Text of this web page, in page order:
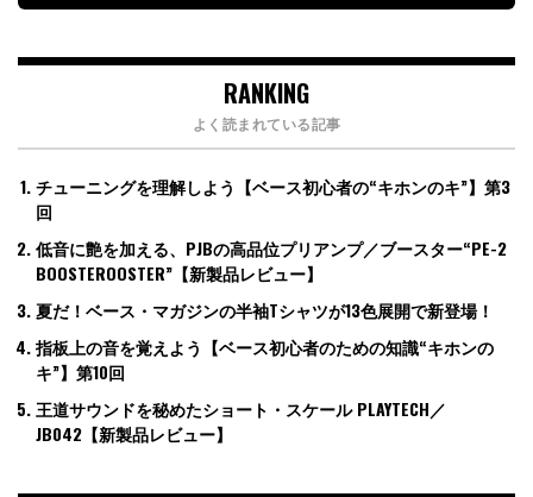
RANKING
よく読まれている記事
チューニングを理解しよう【ベース初心者の“キホンのキ”】第3
回
低音に艶を加える、PJBの高品位プリアンプ／ブースター“PE-2
BOOSTEROOSTER”【新製品レビュー】
夏だ！ベース・マガジンの半袖Tシャツが13色展開で新登場！
指板上の音を覚えよう【ベース初心者のための知識“キホンの
キ”】第10回
王道サウンドを秘めたショート・スケール PLAYTECH／
JB042【新製品レビュー】